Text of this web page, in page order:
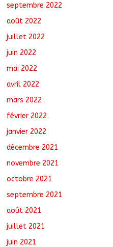
septembre 2022
août 2022
juillet 2022
juin 2022
mai 2022
avril 2022
mars 2022
février 2022
janvier 2022
décembre 2021
novembre 2021
octobre 2021
septembre 2021
août 2021
juillet 2021
juin 2021